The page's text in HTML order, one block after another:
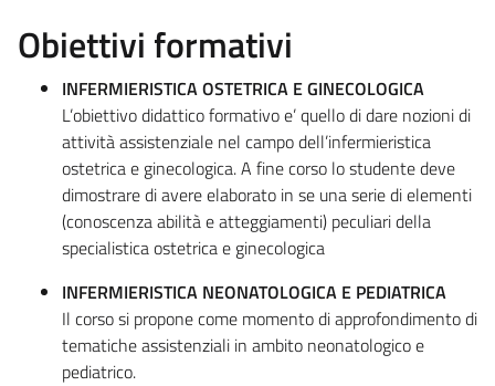
Obiettivi formativi
INFERMIERISTICA OSTETRICA E GINECOLOGICA
L’obiettivo didattico formativo e’ quello di dare nozioni di
attività assistenziale nel campo dell’infermieristica
ostetrica e ginecologica. A fine corso lo studente deve
dimostrare di avere elaborato in se una serie di elementi
(conoscenza abilità e atteggiamenti) peculiari della
specialistica ostetrica e ginecologica
INFERMIERISTICA NEONATOLOGICA E PEDIATRICA
Il corso si propone come momento di approfondimento di
tematiche assistenziali in ambito neonatologico e
pediatrico.